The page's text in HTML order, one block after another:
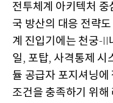
전투체계 아키텍처
국 방산의 대응 전략
계 진입기에는 천궁-II
일, 포탑, 사격통제 시
듈 공급자 포지셔닝에
조건을 충족하기 위해